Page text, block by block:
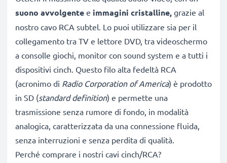
suono avvolgente e immagini cristalline, grazie al
nostro cavo RCA subtel. Lo puoi utilizzare sia per il
collegamento tra TV e lettore DVD, tra videoschermo
a consolle giochi, monitor con sound system e a tutti i
dispositivi cinch. Questo filo alta fedeltà RCA
(acronimo di Radio Corporation of America) è prodotto
in SD (standard definition) e permette una
trasmissione senza rumore di fondo, in modalità
analogica, caratterizzata da una connessione fluida,
senza interruzioni e senza perdita di qualità.
Perché comprare i nostri cavi cinch/RCA?